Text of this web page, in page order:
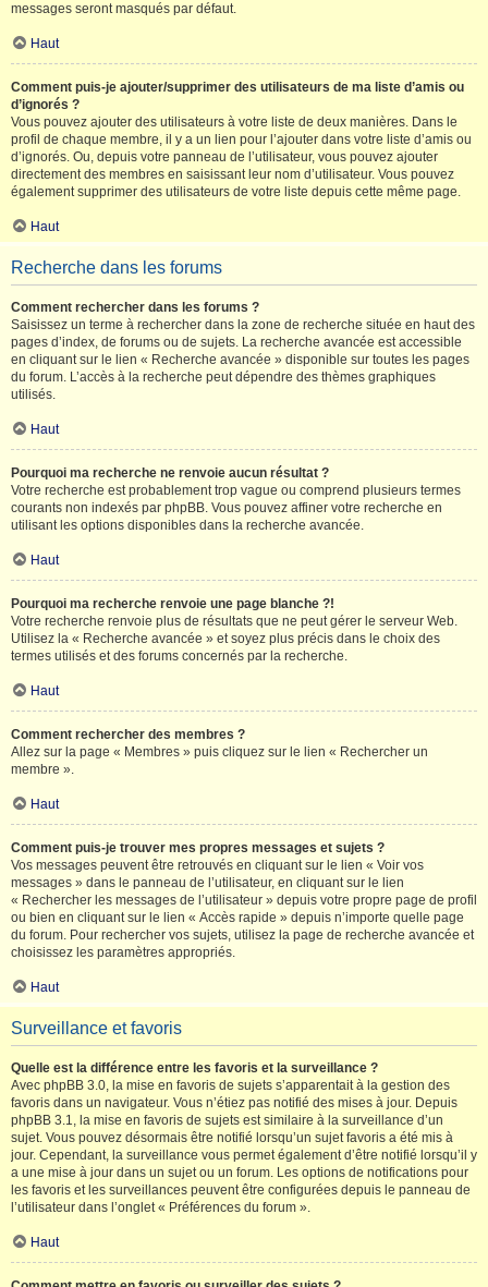
messages seront masqués par défaut.
Haut
Comment puis-je ajouter/supprimer des utilisateurs de ma liste d’amis ou
d’ignorés ?
Vous pouvez ajouter des utilisateurs à votre liste de deux manières. Dans le
profil de chaque membre, il y a un lien pour l’ajouter dans votre liste d’amis ou
d’ignorés. Ou, depuis votre panneau de l’utilisateur, vous pouvez ajouter
directement des membres en saisissant leur nom d’utilisateur. Vous pouvez
également supprimer des utilisateurs de votre liste depuis cette même page.
Haut
Recherche dans les forums
Comment rechercher dans les forums ?
Saisissez un terme à rechercher dans la zone de recherche située en haut des
pages d’index, de forums ou de sujets. La recherche avancée est accessible
en cliquant sur le lien « Recherche avancée » disponible sur toutes les pages
du forum. L’accès à la recherche peut dépendre des thèmes graphiques
utilisés.
Haut
Pourquoi ma recherche ne renvoie aucun résultat ?
Votre recherche est probablement trop vague ou comprend plusieurs termes
courants non indexés par phpBB. Vous pouvez affiner votre recherche en
utilisant les options disponibles dans la recherche avancée.
Haut
Pourquoi ma recherche renvoie une page blanche ?!
Votre recherche renvoie plus de résultats que ne peut gérer le serveur Web.
Utilisez la « Recherche avancée » et soyez plus précis dans le choix des
termes utilisés et des forums concernés par la recherche.
Haut
Comment rechercher des membres ?
Allez sur la page « Membres » puis cliquez sur le lien « Rechercher un
membre ».
Haut
Comment puis-je trouver mes propres messages et sujets ?
Vos messages peuvent être retrouvés en cliquant sur le lien « Voir vos
messages » dans le panneau de l’utilisateur, en cliquant sur le lien
« Rechercher les messages de l’utilisateur » depuis votre propre page de profil
ou bien en cliquant sur le lien « Accès rapide » depuis n’importe quelle page
du forum. Pour rechercher vos sujets, utilisez la page de recherche avancée et
choisissez les paramètres appropriés.
Haut
Surveillance et favoris
Quelle est la différence entre les favoris et la surveillance ?
Avec phpBB 3.0, la mise en favoris de sujets s’apparentait à la gestion des
favoris dans un navigateur. Vous n’étiez pas notifié des mises à jour. Depuis
phpBB 3.1, la mise en favoris de sujets est similaire à la surveillance d’un
sujet. Vous pouvez désormais être notifié lorsqu’un sujet favoris a été mis à
jour. Cependant, la surveillance vous permet également d’être notifié lorsqu’il y
a une mise à jour dans un sujet ou un forum. Les options de notifications pour
les favoris et les surveillances peuvent être configurées depuis le panneau de
l’utilisateur dans l’onglet « Préférences du forum ».
Haut